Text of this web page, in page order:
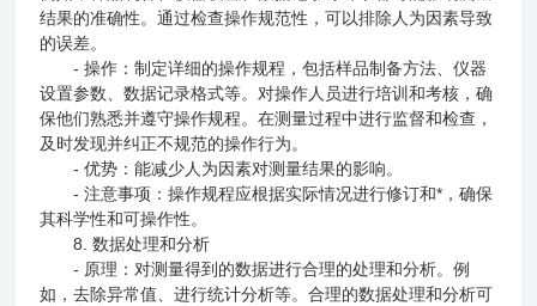
结果的准确性。通过检查操作规范性，可以排除人为因素导致
的误差。
- 操作：制定详细的操作规程，包括样品制备方法、仪器
设置参数、数据记录格式等。对操作人员进行培训和考核，确
保他们熟悉并遵守操作规程。在测量过程中进行监督和检查，
及时发现并纠正不规范的操作行为。
- 优势：能减少人为因素对测量结果的影响。
- 注意事项：操作规程应根据实际情况进行修订和*，确保
其科学性和可操作性。
8. 数据处理和分析
- 原理：对测量得到的数据进行合理的处理和分析。例
如，去除异常值、进行统计分析等。合理的数据处理和分析可